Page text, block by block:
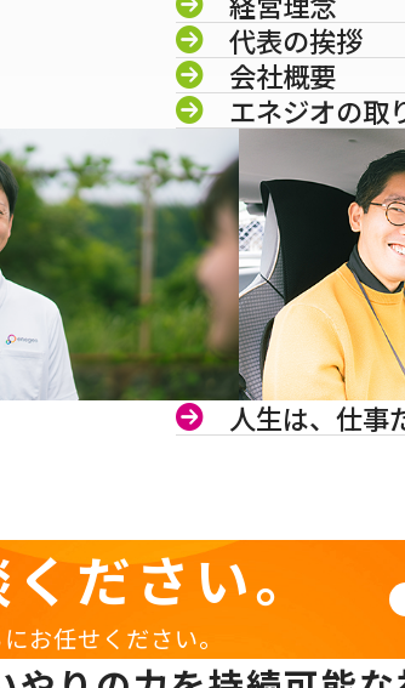
代表の挨拶
会社概要
エネジオの取
人生は、仕事
ださい。
お任せください。